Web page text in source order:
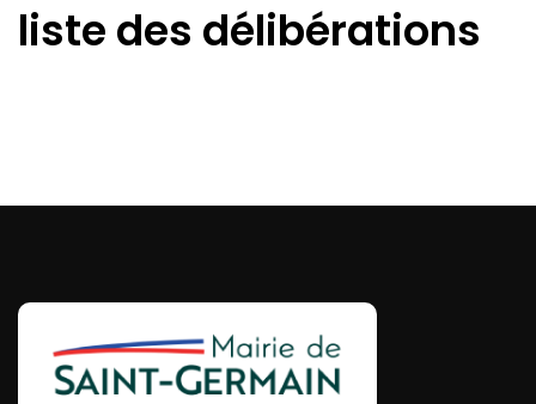
liste des délibérations